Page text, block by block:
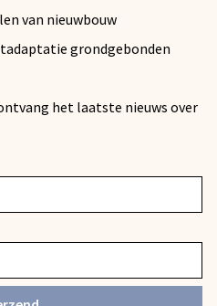
van nieuwbouw
grondgebonden
het laatste nieuws over